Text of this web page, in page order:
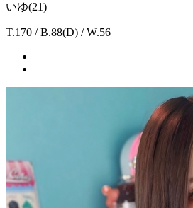
いゆ(21)
T.170 / B.88(D) / W.56